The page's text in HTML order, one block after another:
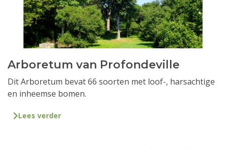
Arboretum van Profondeville
Dit Arboretum bevat 66 soorten met loof-, harsachtige
en inheemse bomen.
Lees verder